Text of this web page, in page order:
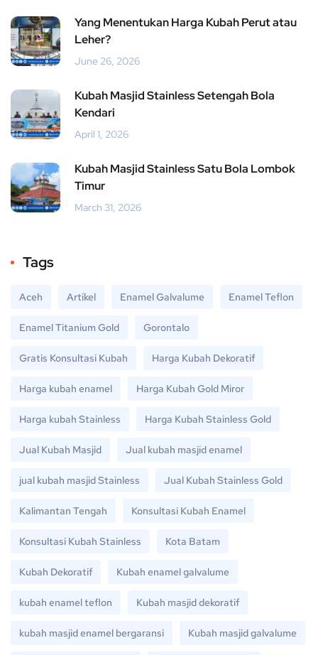
Yang Menentukan Harga Kubah Perut atau
Leher?
June 26, 2026
Kubah Masjid Stainless Setengah Bola
Kendari
April 1, 2026
Kubah Masjid Stainless Satu Bola Lombok
Timur
March 31, 2026
Tags
Aceh Artikel Enamel Galvalume Enamel Teflon
Enamel Titanium Gold Gorontalo
Gratis Konsultasi Kubah Harga Kubah Dekoratif
Harga kubah enamel Harga Kubah Gold Miror
Harga kubah Stainless Harga Kubah Stainless Gold
Jual Kubah Masjid Jual kubah masjid enamel
jual kubah masjid Stainless Jual Kubah Stainless Gold
Kalimantan Tengah Konsultasi Kubah Enamel
Konsultasi Kubah Stainless Kota Batam
Kubah Dekoratif Kubah enamel galvalume
kubah enamel teflon Kubah masjid dekoratif
kubah masjid enamel bergaransi Kubah masjid galvalume